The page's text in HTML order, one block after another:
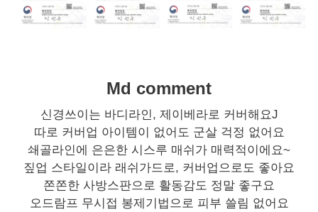
Md comment
신경쓰이는 바디라인, 제이베라로 커버해요J
따로 커버업 아이템이 없어도 군살 걱정 없어요
쇄골라인에 은은한 시스루 매쉬가 매력적이에요~
짚업 스타일이라 래쉬가드로, 커버업으로도 좋아요
쫀쫀한 사방스판으로 활동감도 정말 좋구요
오드람프 무시접 봉제기법으로 피부 쓸림 없어요